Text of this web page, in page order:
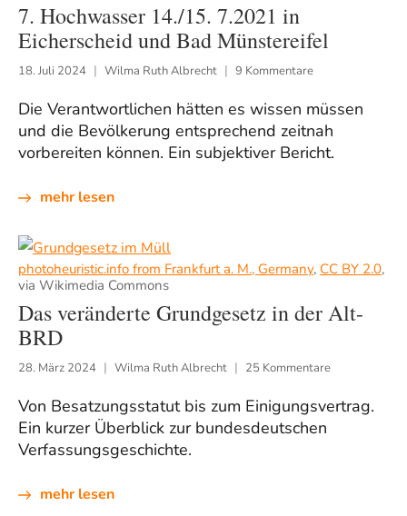
7. Hochwasser 14./15. 7.2021 in
Eicherscheid und Bad Münstereifel
18. Juli 2024 Wilma Ruth Albrecht 9 Kommentare
Die Verantwortlichen hätten es wissen müssen
und die Bevölkerung entsprechend zeitnah
vorbereiten können. Ein subjektiver Bericht.
mehr lesen
photoheuristic.info from Frankfurt a. M., Germany, CC BY 2.0,
via Wikimedia Commons
Das veränderte Grundgesetz in der Alt-
BRD
28. März 2024 Wilma Ruth Albrecht 25 Kommentare
Von Besatzungsstatut bis zum Einigungsvertrag.
Ein kurzer Überblick zur bundesdeutschen
Verfassungsgeschichte.
mehr lesen